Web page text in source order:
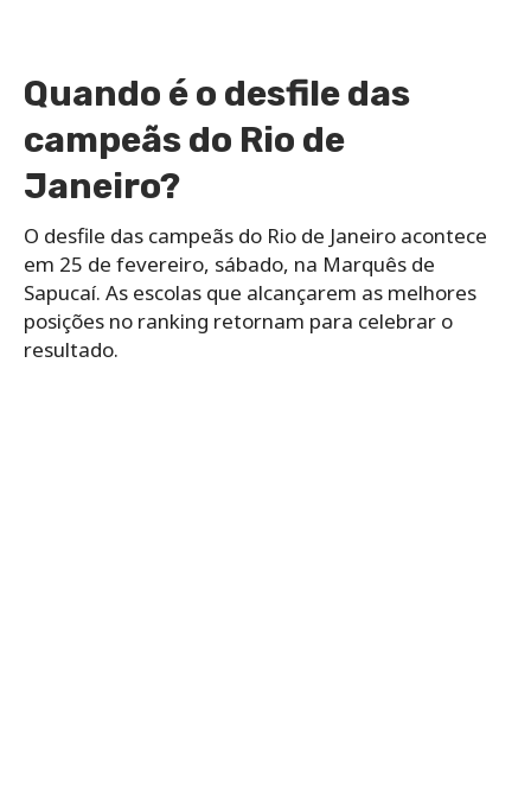
Quando é o desfile das
campeãs do Rio de
Janeiro?
O desfile das campeãs do Rio de Janeiro acontece
em 25 de fevereiro, sábado, na Marquês de
Sapucaí. As escolas que alcançarem as melhores
posições no ranking retornam para celebrar o
resultado.